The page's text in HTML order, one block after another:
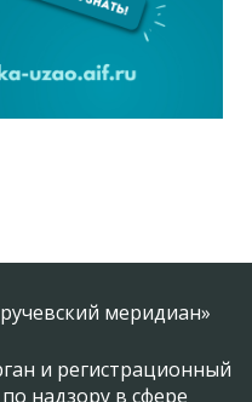
меридиан»
и регистрационный
надзору в сфере